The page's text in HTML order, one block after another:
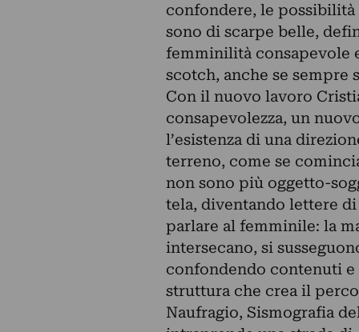
confondere, le
sono di scarpe belle,
femminilità consapevole
scotch, anche se sempre
Con il nuovo lavoro
consapevolezza, un
l’esistenza di una
terreno, come se
non sono più oggetto-
tela, diventando lettere
parlare al femminile: la
intersecano, si
confondendo contenuti e
struttura che crea il
Naufragio, Sismografia